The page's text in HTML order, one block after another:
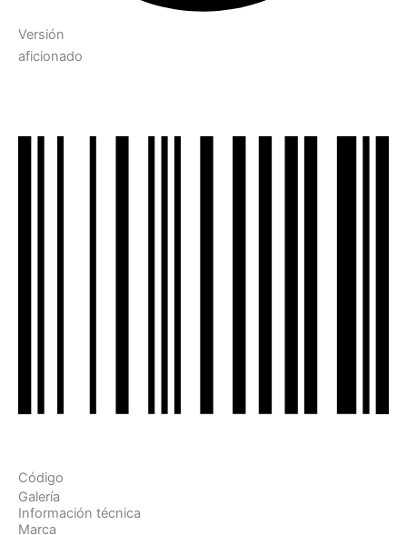
Versión
aficionado
Código
Galería
Información técnica
Marca